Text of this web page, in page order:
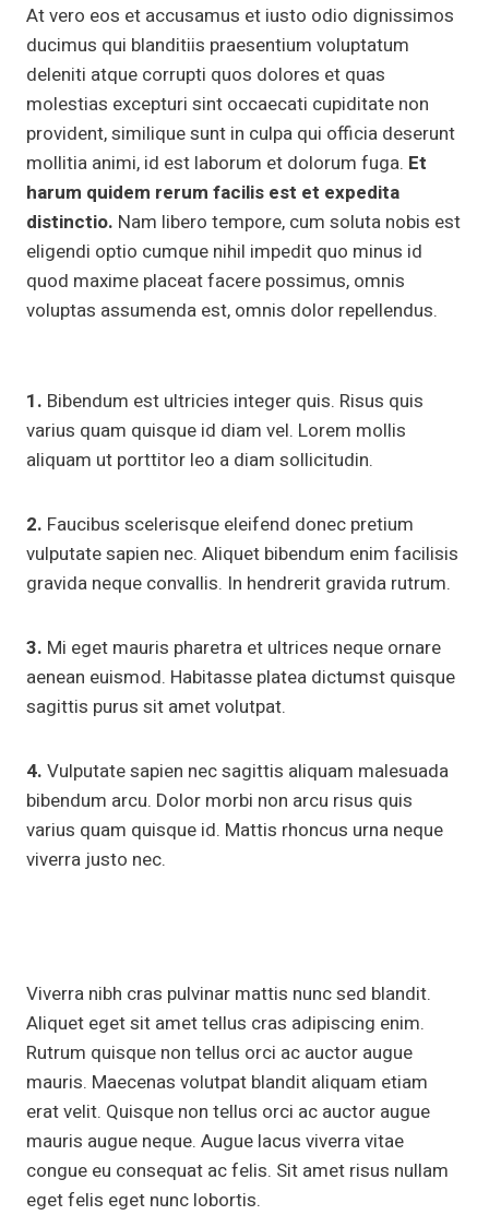
At vero eos et accusamus et iusto odio dignissimos
ducimus qui blanditiis praesentium voluptatum
deleniti atque corrupti quos dolores et quas
molestias excepturi sint occaecati cupiditate non
provident, similique sunt in culpa qui officia deserunt
mollitia animi, id est laborum et dolorum fuga. Et
harum quidem rerum facilis est et expedita
distinctio. Nam libero tempore, cum soluta nobis est
eligendi optio cumque nihil impedit quo minus id
quod maxime placeat facere possimus, omnis
voluptas assumenda est, omnis dolor repellendus.
1. Bibendum est ultricies integer quis. Risus quis
varius quam quisque id diam vel. Lorem mollis
aliquam ut porttitor leo a diam sollicitudin.
2. Faucibus scelerisque eleifend donec pretium
vulputate sapien nec. Aliquet bibendum enim facilisis
gravida neque convallis. In hendrerit gravida rutrum.
3. Mi eget mauris pharetra et ultrices neque ornare
aenean euismod. Habitasse platea dictumst quisque
sagittis purus sit amet volutpat.
4. Vulputate sapien nec sagittis aliquam malesuada
bibendum arcu. Dolor morbi non arcu risus quis
varius quam quisque id. Mattis rhoncus urna neque
viverra justo nec.
Viverra nibh cras pulvinar mattis nunc sed blandit.
Aliquet eget sit amet tellus cras adipiscing enim.
Rutrum quisque non tellus orci ac auctor augue
mauris. Maecenas volutpat blandit aliquam etiam
erat velit. Quisque non tellus orci ac auctor augue
mauris augue neque. Augue lacus viverra vitae
congue eu consequat ac felis. Sit amet risus nullam
eget felis eget nunc lobortis.